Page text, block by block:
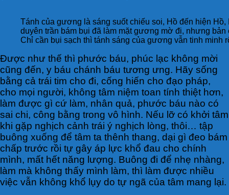
Tánh của gương là sáng suốt chiếu soi, Hồ đến hiện Hồ,
duyên trần bám bụi đã làm mặt gương mờ đi, nhưng bản
Chỉ cần bụi sạch thì tánh sáng của gương vẫn tinh minh
Được như thế thì phước báu, phúc lạc không mời
cũng đến, y báu chánh báu tương ưng. Hãy sống
bằng cả trái tim cho đi, cống hiến cho đạo pháp,
cho mọi người, không tâm niệm toan tính thiệt hơn,
làm được gì cứ làm, nhân quả, phước báu nào có
sai chi, công bằng trong vô hình. Nếu lỡ có khởi tâm
khi gặp nghịch cảnh trái ý nghịch lòng, thôi… tập
buông xuống để tâm ta thênh thang, dại gì đeo bám
chấp trước rồi tự gây áp lực khổ đau cho chính
mình, mất hết năng lượng. Buông đi để nhẹ nhàng,
làm mà không thấy mình làm, thì làm được nhiều
việc vẫn không khổ lụy do tự ngã của tâm mang lại.